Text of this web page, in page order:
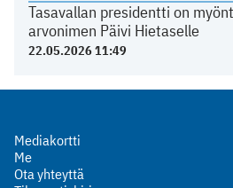
Tasavallan presidentti on
arvonimen Päivi Hietaselle
22.05.2026 11:49
Mediakortti
Me
Ota yhteyttä